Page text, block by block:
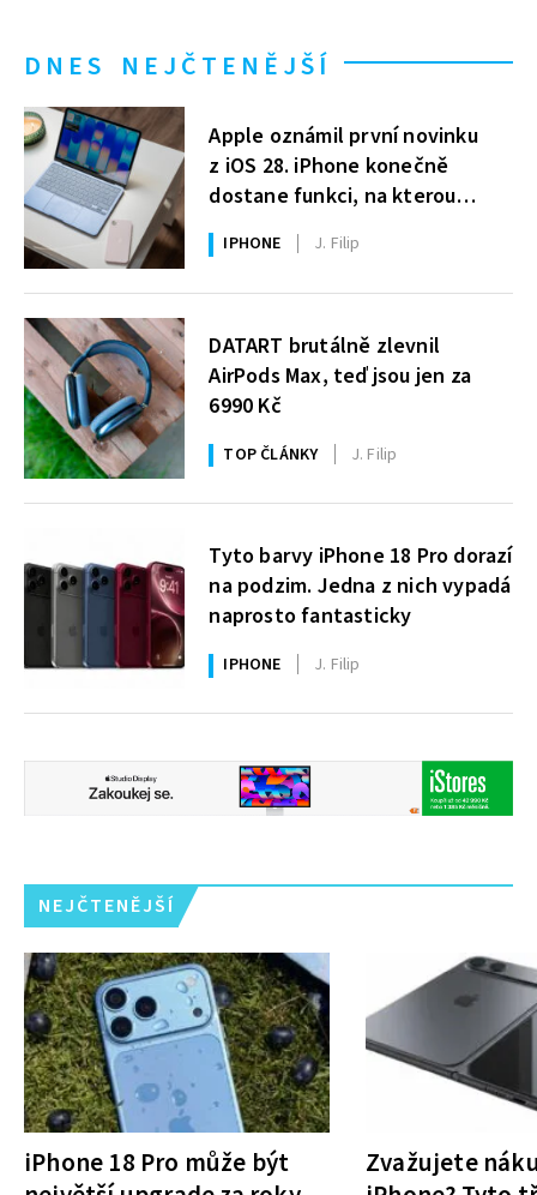
DNES NEJČTENĚJŠÍ
Apple oznámil první novinku
z iOS 28. iPhone konečně
dostane funkci, na kterou
uživatelé Windows čekají roky
IPHONE J. Filip
DATART brutálně zlevnil
AirPods Max, teď jsou jen za
6990 Kč
TOP ČLÁNKY J. Filip
Tyto barvy iPhone 18 Pro dorazí
na podzim. Jedna z nich vypadá
naprosto fantasticky
IPHONE J. Filip
NEJČTENĚJŠÍ
iPhone 18 Pro může být
Zvažujete